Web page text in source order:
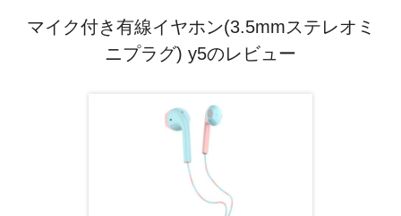
マイク付き有線イヤホン(3.5mmステレオミ
ニプラグ) y5のレビュー